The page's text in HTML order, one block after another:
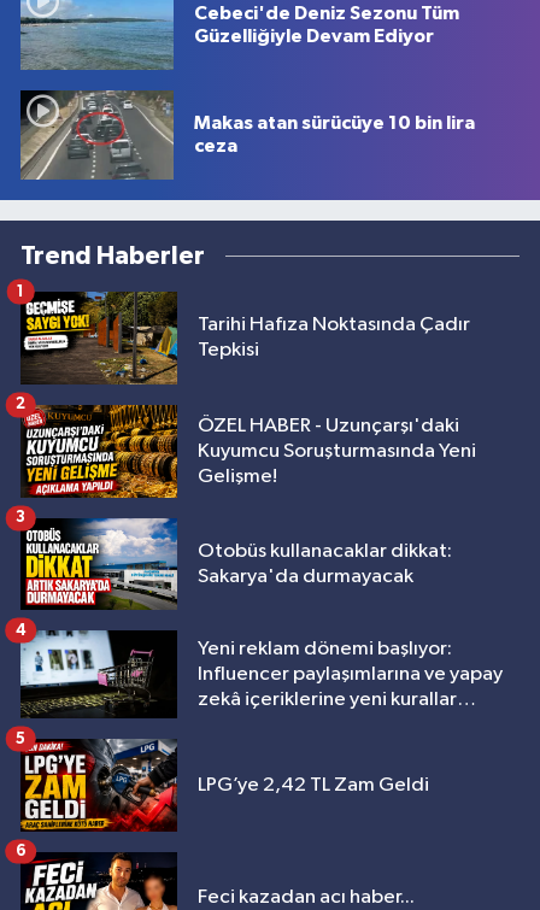
Cebeci'de Deniz Sezonu Tüm
Güzelliğiyle Devam Ediyor
Makas atan sürücüye 10 bin lira
ceza
Trend Haberler
Tarihi Hafıza Noktasında Çadır
Tepkisi
1
ÖZEL HABER - Uzunçarşı'daki
Kuyumcu Soruşturmasında Yeni
Gelişme!
2
Otobüs kullanacaklar dikkat:
Sakarya'da durmayacak
3
Yeni reklam dönemi başlıyor:
Influencer paylaşımlarına ve yapay
zekâ içeriklerine yeni kurallar
4
LPG’ye 2,42 TL Zam Geldi
5
Feci kazadan acı haber...
6